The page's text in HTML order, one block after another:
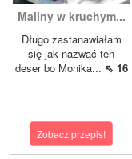
Maliny w kruchym...
Długo zastanawiałam
się jak nazwać ten
deser bo Monika... ⇖ 16
Zobacz przepis!